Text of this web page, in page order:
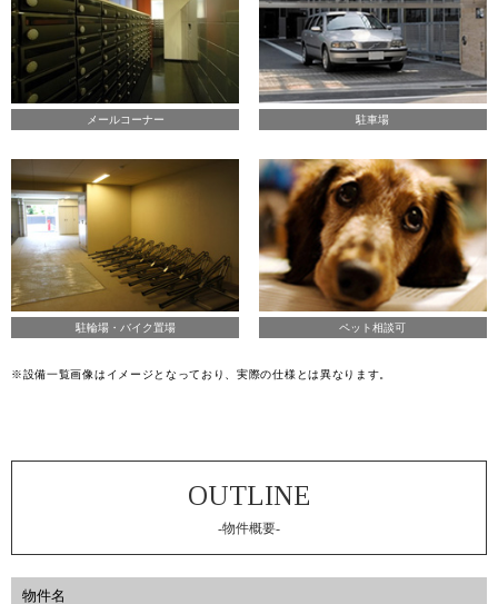
メールコーナー 駐車場
駐輪場・バイク置場 ペット相談可
※設備一覧画像はイメージとなっており、実際の仕様とは異なります。
-物件概要-
物件名